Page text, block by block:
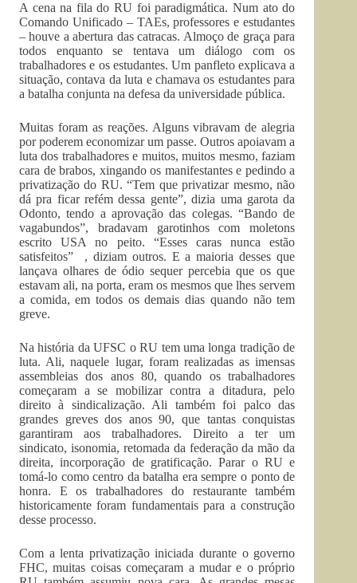
A cena na fila do RU foi paradigmática. Num ato do
Comando Unificado – TAEs, professores e estudantes
– houve a abertura das catracas. Almoço de graça para
todos enquanto se tentava um diálogo com os
trabalhadores e os estudantes. Um panfleto explicava a
situação, contava da luta e chamava os estudantes para
a batalha conjunta na defesa da universidade pública.
Muitas foram as reações. Alguns vibravam de alegria
por poderem economizar um passe. Outros apoiavam a
luta dos trabalhadores e muitos, muitos mesmo, faziam
cara de brabos, xingando os manifestantes e pedindo a
privatização do RU. “Tem que privatizar mesmo, não
dá pra ficar refém dessa gente”, dizia uma garota da
Odonto, tendo a aprovação das colegas. “Bando de
vagabundos”, bradavam garotinhos com moletons
escrito USA no peito. “Esses caras nunca estão
satisfeitos” , diziam outros. E a maioria desses que
lançava olhares de ódio sequer percebia que os que
estavam ali, na porta, eram os mesmos que lhes servem
a comida, em todos os demais dias quando não tem
greve.
Na história da UFSC o RU tem uma longa tradição de
luta. Ali, naquele lugar, foram realizadas as imensas
assembleias dos anos 80, quando os trabalhadores
começaram a se mobilizar contra a ditadura, pelo
direito à sindicalização. Ali também foi palco das
grandes greves dos anos 90, que tantas conquistas
garantiram aos trabalhadores. Direito a ter um
sindicato, isonomia, retomada da federação da mão da
direita, incorporação de gratificação. Parar o RU e
tomá-lo como centro da batalha era sempre o ponto de
honra. E os trabalhadores do restaurante também
historicamente foram fundamentais para a construção
desse processo.
Com a lenta privatização iniciada durante o governo
FHC, muitas coisas começaram a mudar e o próprio